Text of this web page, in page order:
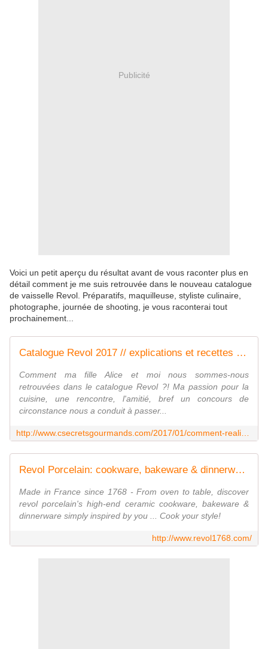
Publicité
Voici un petit aperçu du résultat avant de vous raconter plus en
détail comment je me suis retrouvée dans le nouveau catalogue
de vaisselle Revol. Préparatifs, maquilleuse, styliste culinaire,
photographe, journée de shooting, je vous raconterai tout
prochainement...
Catalogue Revol 2017 // explications et recettes - C secrets gourmands
Comment ma fille Alice et moi nous sommes-nous
retrouvées dans le catalogue Revol ?! Ma passion pour la
cuisine, une rencontre, l'amitié, bref un concours de
circonstance nous a conduit à passer...
Revol Porcelain: cookware, bakeware & dinnerware
Made in France since 1768 - From oven to table, discover
revol porcelain's high-end ceramic cookware, bakeware &
dinnerware simply inspired by you ... Cook your style!
http://www.revol1768.com/